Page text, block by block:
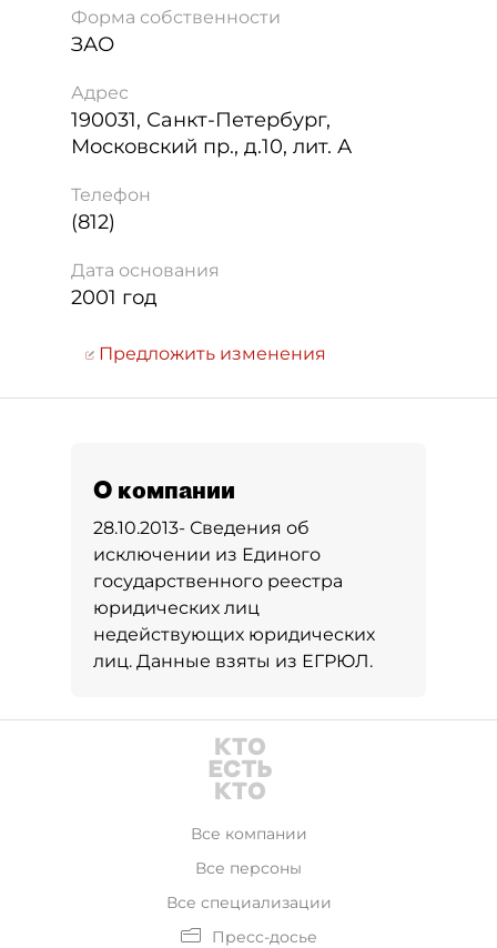
Форма собственности
ЗАО
Адрес
190031, Санкт-Петербург,
Московский пр., д.10, лит. А
Телефон
(812)
Дата основания
2001 год
Предложить изменения
О компании
28.10.2013- Сведения об
исключении из Единого
государственного реестра
юридических лиц
недействующих юридических
лиц. Данные взяты из ЕГРЮЛ.
Все компании
Все персоны
Все специализации
Пресс-досье